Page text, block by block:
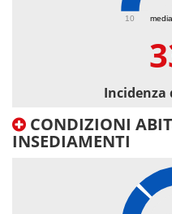
10
Incidenza
CONDIZIONI
INSEDIAMENTI